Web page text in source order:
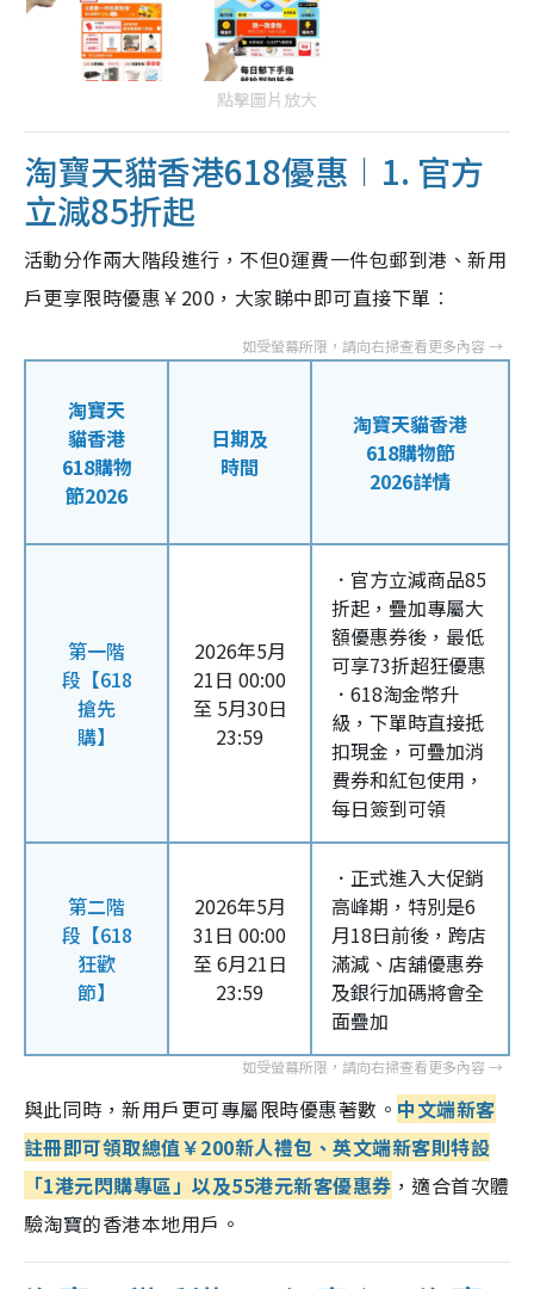
點擊圖片放大
淘寶天貓香港618優惠︱1. 官方
立減85折起
活動分作兩大階段進行，不但0運費一件包郵到港、新用
戶更享限時優惠￥200，大家睇中即可直接下單︰
淘寶天
貓香港
618購物
節2026
日期及
時間
淘寶天貓香港
618購物節
2026詳情
第一階
段【618
搶先
購】
2026年5月
21日 00:00
至 5月30日
23:59
．官方立減商品85
折起，疊加專屬大
額優惠券後，最低
可享73折超狂優惠
．618淘金幣升
級，下單時直接抵
扣現金，可疊加消
費券和紅包使用，
每日簽到可領
第二階
段【618
狂歡
節】
2026年5月
31日 00:00
至 6月21日
23:59
．正式進入大促銷
高峰期，特別是6
月18日前後，跨店
滿減、店舖優惠券
及銀行加碼將會全
面疊加
與此同時，新用戶更可專屬限時優惠著數。 中文端新客
註冊即可領取總值￥200新人禮包、英文端新客則特設
「1港元閃購專區」以及55港元新客優惠券 ，適合首次體
驗淘寶的香港本地用戶。